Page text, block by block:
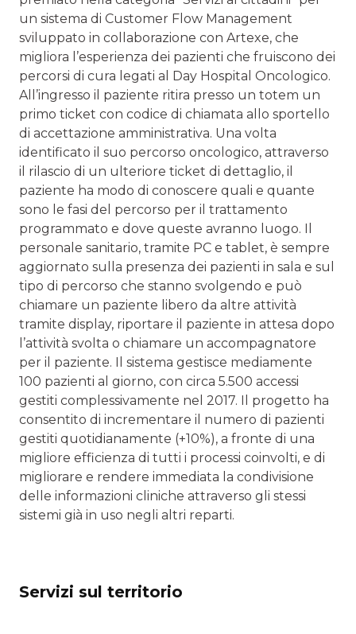
un sistema di Customer Flow Management
sviluppato in collaborazione con Artexe, che
migliora l’esperienza dei pazienti che fruiscono dei
percorsi di cura legati al Day Hospital Oncologico.
All’ingresso il paziente ritira presso un totem un
primo ticket con codice di chiamata allo sportello
di accettazione amministrativa. Una volta
identificato il suo percorso oncologico, attraverso
il rilascio di un ulteriore ticket di dettaglio, il
paziente ha modo di conoscere quali e quante
sono le fasi del percorso per il trattamento
programmato e dove queste avranno luogo. Il
personale sanitario, tramite PC e tablet, è sempre
aggiornato sulla presenza dei pazienti in sala e sul
tipo di percorso che stanno svolgendo e può
chiamare un paziente libero da altre attività
tramite display, riportare il paziente in attesa dopo
l’attività svolta o chiamare un accompagnatore
per il paziente. Il sistema gestisce mediamente
100 pazienti al giorno, con circa 5.500 accessi
gestiti complessivamente nel 2017. Il progetto ha
consentito di incrementare il numero di pazienti
gestiti quotidianamente (+10%), a fronte di una
migliore efficienza di tutti i processi coinvolti, e di
migliorare e rendere immediata la condivisione
delle informazioni cliniche attraverso gli stessi
sistemi già in uso negli altri reparti.
Servizi sul territorio